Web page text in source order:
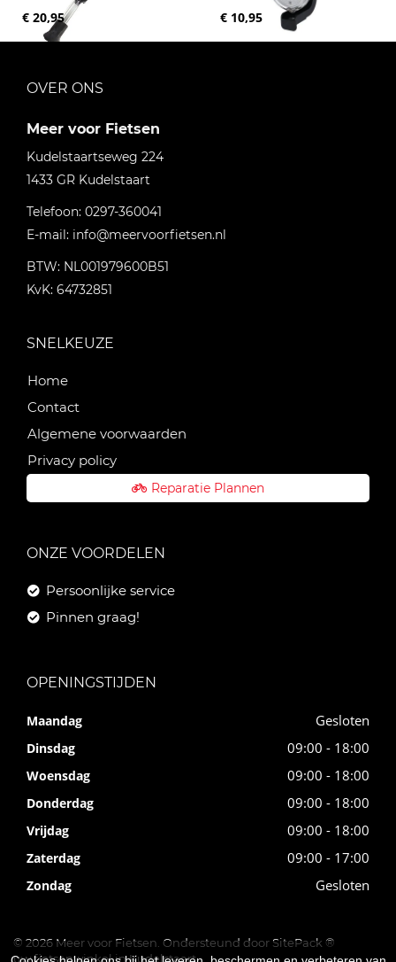
€ 20,95 € 10,95
OVER ONS
Meer voor Fietsen
Kudelstaartseweg 224
1433 GR Kudelstaart
Telefoon: 0297-360041
E-mail: info@meervoorfietsen.nl
BTW: NL001979600B51
KvK: 64732851
SNELKEUZE
Home
Contact
Algemene voorwaarden
Privacy policy
Reparatie Plannen
ONZE VOORDELEN
Persoonlijke service
Pinnen graag!
OPENINGSTIJDEN
Maandag Gesloten
Dinsdag 09:00 - 18:00
Woensdag 09:00 - 18:00
Donderdag 09:00 - 18:00
Vrijdag 09:00 - 18:00
Zaterdag 09:00 - 17:00
Zondag Gesloten
© 2026 Meer voor Fietsen. Ondersteund door SitePack ®
uw fietsenwinkel in Kudelstaart